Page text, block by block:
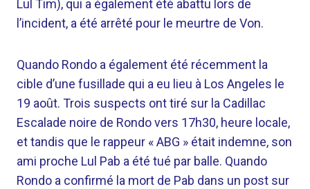
Lul Tim), qui a également été abattu lors de
l’incident, a été arrêté pour le meurtre de Von.
Quando Rondo a également été récemment la
cible d’une fusillade qui a eu lieu à Los Angeles le
19 août. Trois suspects ont tiré sur la Cadillac
Escalade noire de Rondo vers 17h30, heure locale,
et tandis que le rappeur « ABG » était indemne, son
ami proche Lul Pab a été tué par balle. Quando
Rondo a confirmé la mort de Pab dans un post sur